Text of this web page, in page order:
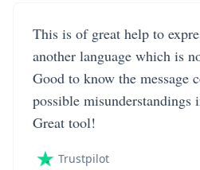
This is of great help to
another language which is
Good to know the message
possible misunderstandings
Great tool!
Trustpilot